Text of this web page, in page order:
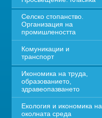
Селско стопанство.
Организация на
промишлеността
Комуникации и
транспорт
Икономика на труда,
образованието,
здравеопазването
Екология и икономика на
околната среда